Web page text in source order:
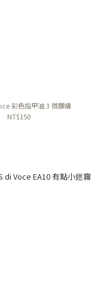
彩色指甲油 3 微醺膚
NT$150